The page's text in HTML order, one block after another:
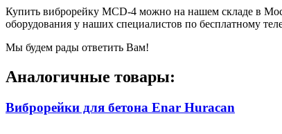
Купить виброрейку MСD-4 можно на нашем складе в
оборудования у наших специалистов по бесплатному
Мы будем рады ответить Вам!
Аналогичные товары:
Виброрейки для бетона Enar Huracan